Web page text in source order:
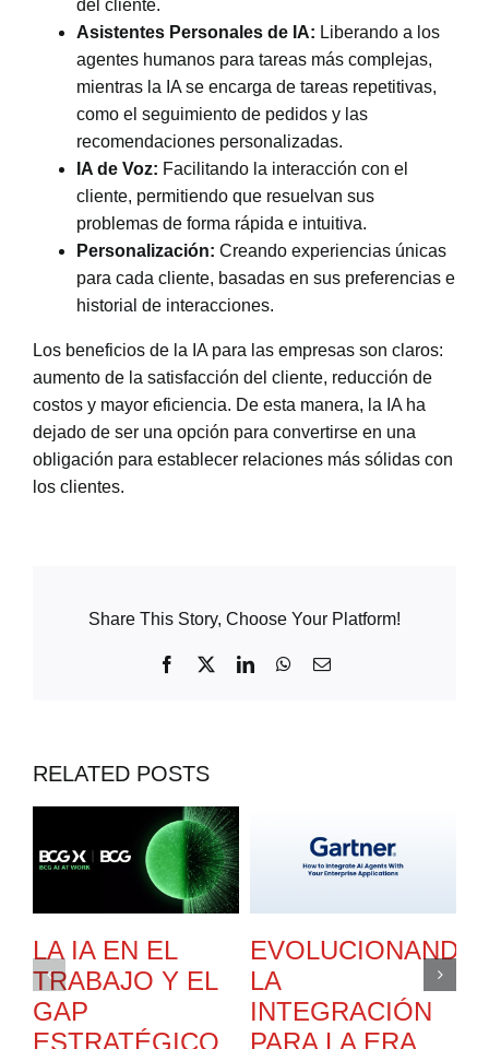
del cliente.
Asistentes Personales de IA: Liberando a los
agentes humanos para tareas más complejas,
mientras la IA se encarga de tareas repetitivas,
como el seguimiento de pedidos y las
recomendaciones personalizadas.
IA de Voz: Facilitando la interacción con el
cliente, permitiendo que resuelvan sus
problemas de forma rápida e intuitiva.
Personalización: Creando experiencias únicas
para cada cliente, basadas en sus preferencias e
historial de interacciones.
Los beneficios de la IA para las empresas son claros:
aumento de la satisfacción del cliente, reducción de
costos y mayor eficiencia. De esta manera, la IA ha
dejado de ser una opción para convertirse en una
obligación para establecer relaciones más sólidas con
los clientes.
Share This Story, Choose Your Platform!
Facebook LinkedInWhatsApp
Email
RELATED POSTS
LA IA EN EL
TRABAJO Y EL
GAP
ESTRATÉGICO
EVOLUCIONANDO
LA
INTEGRACIÓN
PARA LA ERA